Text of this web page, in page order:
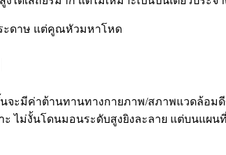
ะดาษ แต่คูณหัวมหาโหด
จะมีค่าต้านทานทางกายภาพ/สภาพแวดล้อ
ไม่งั้นโดนมอนระดับสูงยิงละลาย แต่บนแผน